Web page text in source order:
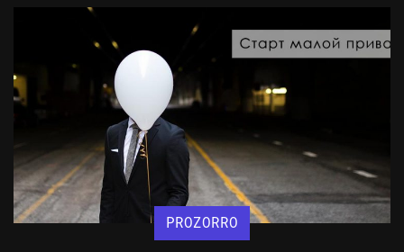
PROZORRO